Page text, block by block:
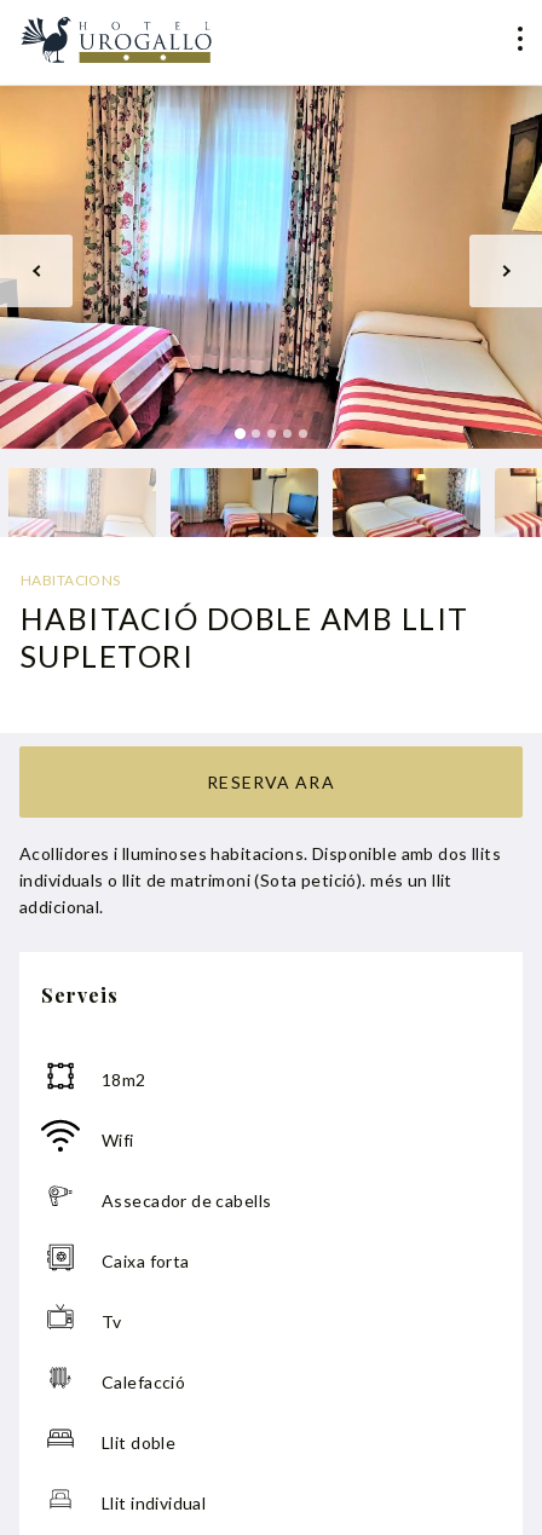
HABITACIONS
HABITACIÓ DOBLE AMB LLIT
SUPLETORI
RESERVA ARA
Acollidores i lluminoses habitacions. Disponible amb dos llits
individuals o llit de matrimoni (Sota petició). més un llit
addicional.
Serveis
18m2
Wifi
Assecador de cabells
Caixa forta
Tv
Calefacció
Llit doble
Llit individual